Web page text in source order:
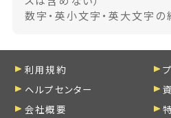
数字・英小文字・英大文字
利用規約
ヘルプセンター
会社概要